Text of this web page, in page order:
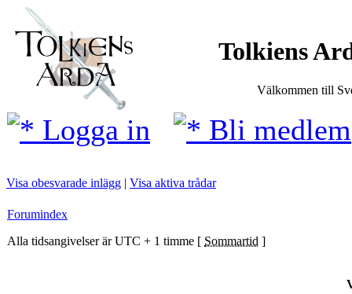
Tolkiens
Välkommen till
Logga in Bli medlem
Visa obesvarade inlägg | Visa aktiva trådar
Forumindex
Alla tidsangivelser är UTC + 1 timme [ Sommartid ]